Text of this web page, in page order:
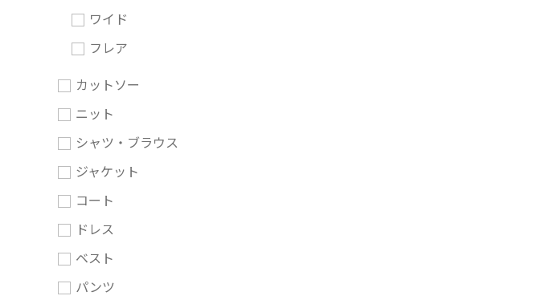
ワイド
フレア
カットソー
ニット
シャツ・ブラウス
ジャケット
コート
ドレス
ベスト
パンツ